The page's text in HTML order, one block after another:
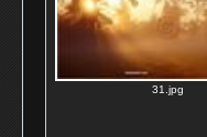
31.jpg